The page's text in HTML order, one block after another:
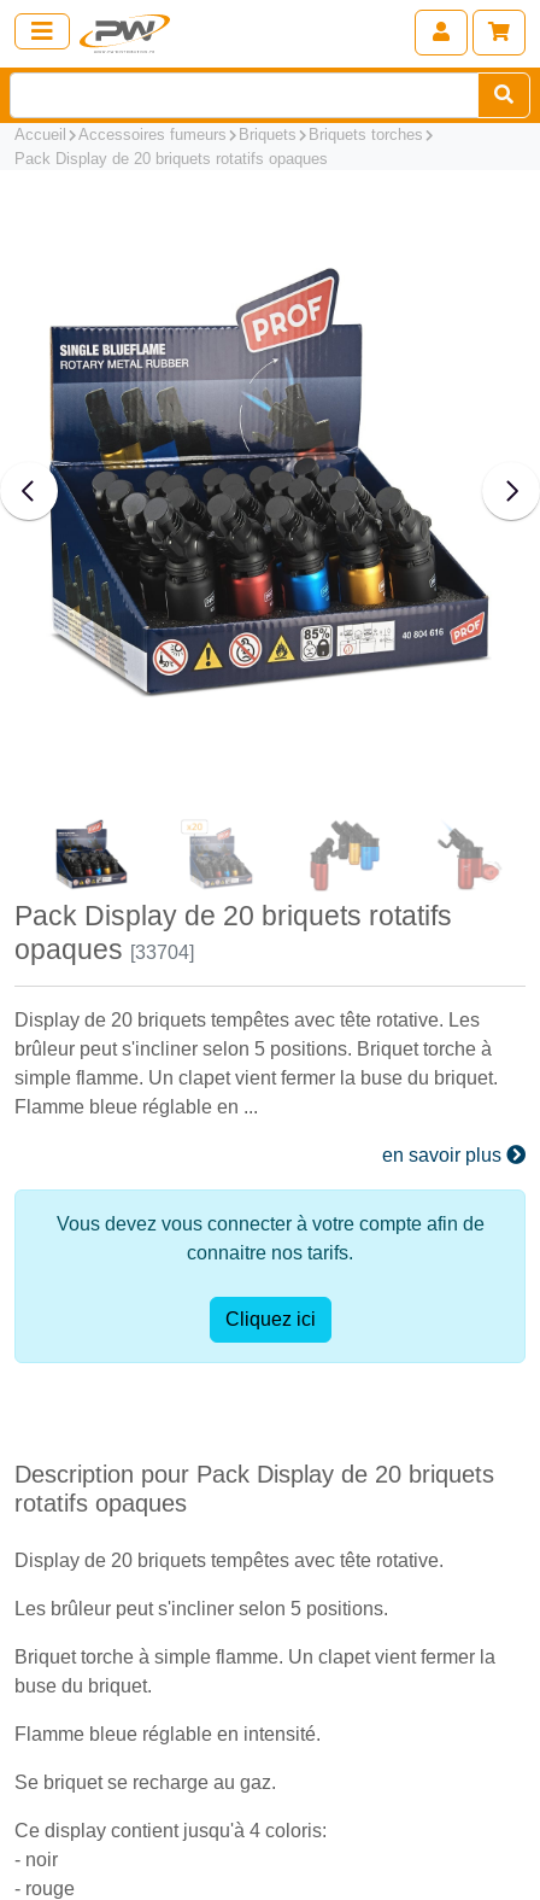
Accueil Accessoires fumeurs Briquets
Briquets torches
Pack Display de 20 briquets rotatifs opaques
Pack Display de 20 briquets rotatifs
opaques [33704]
Display de 20 briquets tempêtes avec tête rotative. Les
brûleur peut s'incliner selon 5 positions. Briquet torche à
simple flamme. Un clapet vient fermer la buse du briquet.
Flamme bleue réglable en ...
en savoir plus
Vous devez vous connecter à votre compte afin de
connaitre nos tarifs.
Cliquez ici
Description pour Pack Display de 20 briquets
rotatifs opaques
Display de 20 briquets tempêtes avec tête rotative.
Les brûleur peut s'incliner selon 5 positions.
Briquet torche à simple flamme. Un clapet vient fermer la
buse du briquet.
Flamme bleue réglable en intensité.
Se briquet se recharge au gaz.
Ce display contient jusqu'à 4 coloris:
- noir
- rouge